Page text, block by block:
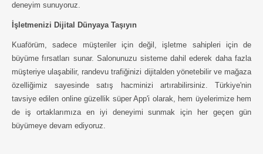
deneyim sunuyoruz.
İşletmenizi Dijital Dünyaya Taşıyın
Kuaförüm, sadece müşteriler için değil, işletme sahipleri için de
büyüme fırsatları sunar. Salonunuzu sisteme dahil ederek daha fazla
müşteriye ulaşabilir, randevu trafiğinizi dijitalden yönetebilir ve mağaza
özelliğimiz sayesinde satış hacminizi artırabilirsiniz. Türkiye'nin
tavsiye edilen online güzellik süper App'i olarak, hem üyelerimize hem
de iş ortaklarımıza en iyi deneyimi sunmak için her geçen gün
büyümeye devam ediyoruz.